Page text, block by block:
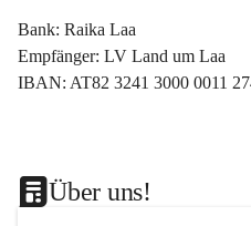
Bank: Raika Laa
Empfänger: LV Land um Laa
IBAN: AT82 3241 3000 0011
Über uns!